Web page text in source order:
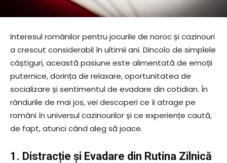
Interesul românilor pentru jocurile de noroc și cazinouri
a crescut considerabil în ultimii ani. Dincolo de simplele
câștiguri, această pasiune este alimentată de emoții
puternice, dorința de relaxare, oportunitatea de
socializare și sentimentul de evadare din cotidian. În
rândurile de mai jos, vei descoperi ce îi atrage pe
români în universul cazinourilor și ce experiențe caută,
de fapt, atunci când aleg să joace.
1. Distracție și Evadare din Rutina Zilnică